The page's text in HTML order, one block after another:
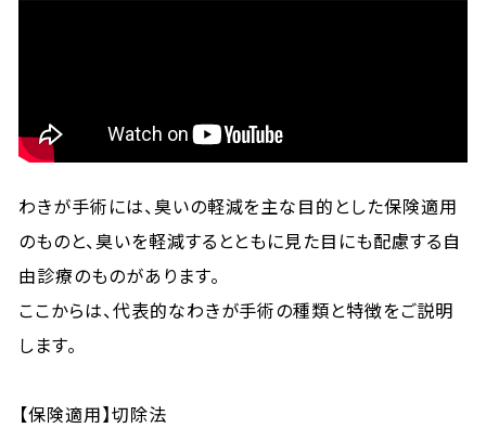
わきが手術には、臭いの軽減を主な目的とした保険適用
のものと、臭いを軽減するとともに見た目にも配慮する自
由診療のものがあります。
ここからは、代表的なわきが手術の種類と特徴をご説明
します。
【保険適用】切除法